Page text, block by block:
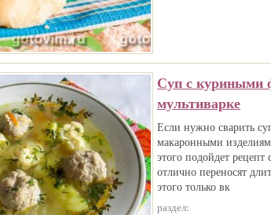
Суп с куриными
мультиварке
Если нужно сварить
макаронными
этого подойдет
отлично переносят
этого только вк
раздел: